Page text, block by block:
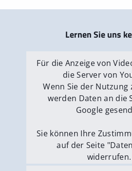
Lernen Sie uns
Für die Anzeige von
die Server von
Wenn Sie der Nutzung
werden Daten an die
Google
Sie können Ihre
auf der Seite
widerrufen.